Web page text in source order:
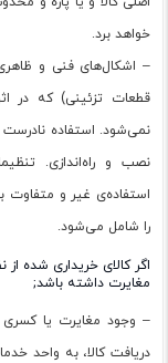
خواهد برد.
– اشکال‏‏‌های فنی و
قطعات تزئینی) که در
نمی‏‏‌شود. استفاده نادرست
نصب و راه‌اندازی.
استفاده‌ی غیر و متفاوت
را شامل می‌شود.
اگر کالای خریداری شده
مغایرت داشته باشد;
دریافت کالا، به واحد